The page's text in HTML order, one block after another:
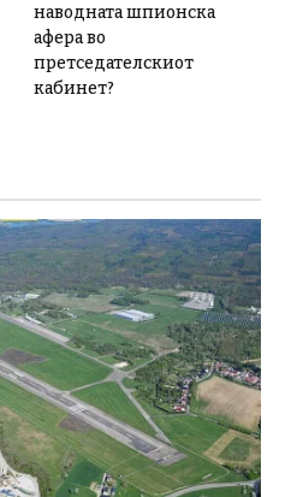
наводната шпионска
афера во
претседателскиот
кабинет?